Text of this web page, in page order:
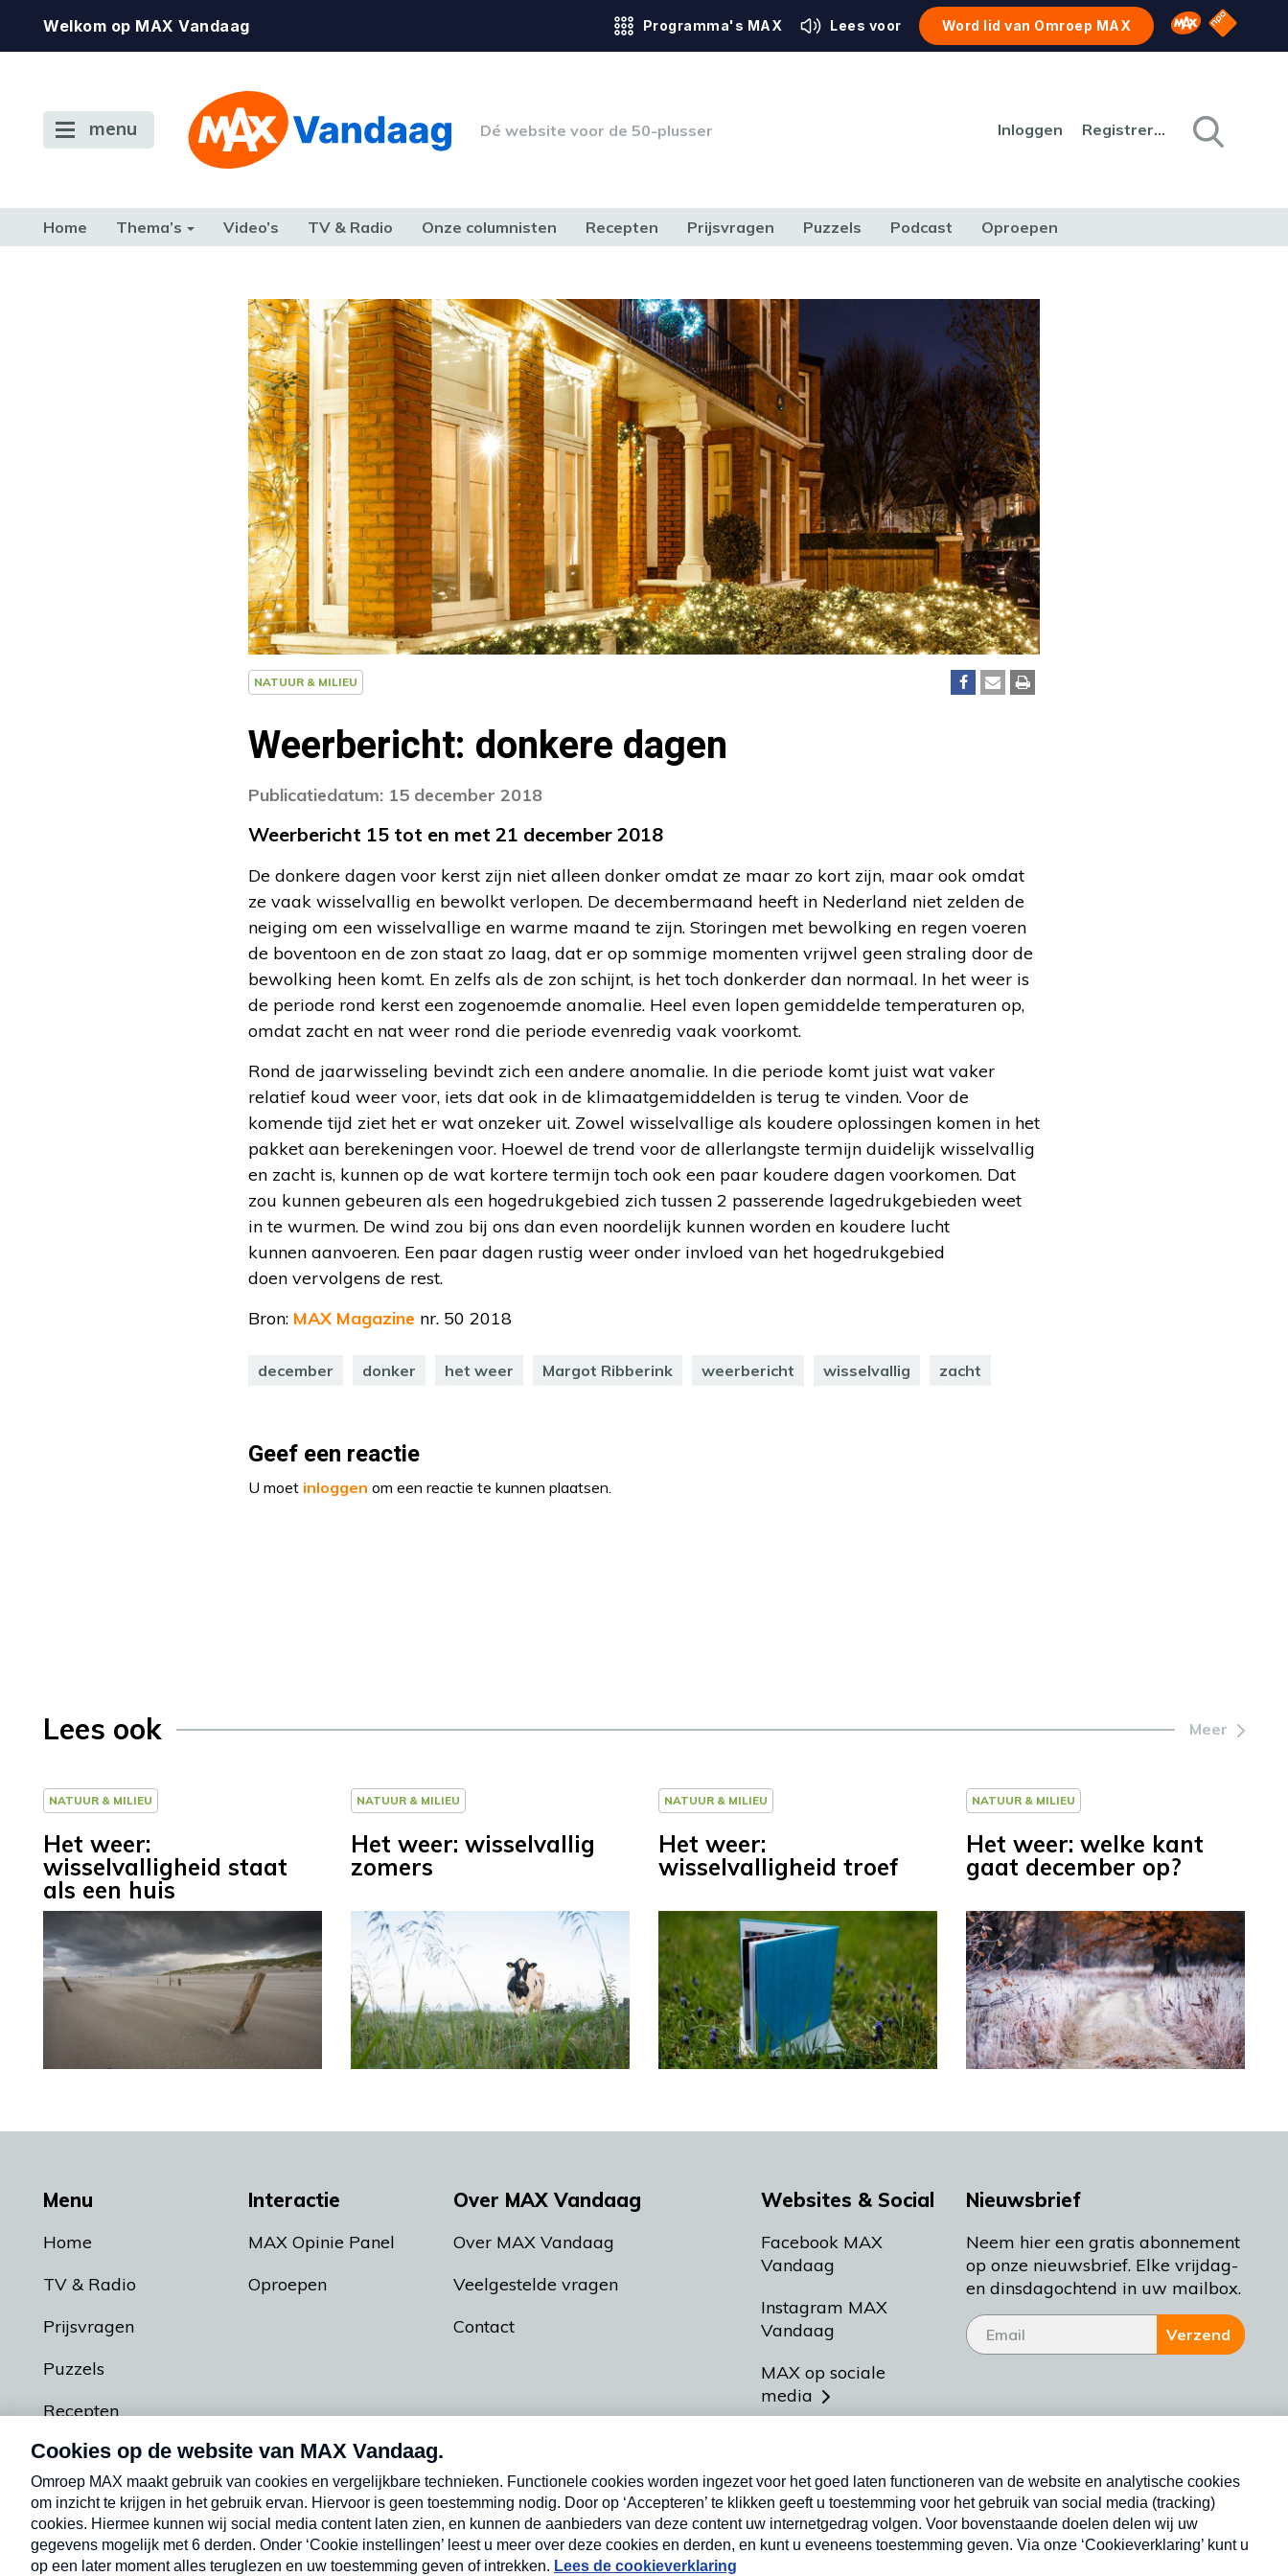
Welkom op MAX Vandaag Programma's MAX Lees voor Word lid van Omroep MAX Omroep MAX
NPO
menu Dé website voor de 50-plusser Inloggen Registreren
Home Thema’s Video’s TV & Radio Onze columnisten Recepten Prijsvragen Puzzels Podcast Oproepen
NATUUR & MILIEU
Weerbericht: donkere dagen
Publicatiedatum: 15 december 2018
Weerbericht 15 tot en met 21 december 2018
De donkere dagen voor kerst zijn niet alleen donker omdat ze maar zo kort zijn, maar ook omdat
ze vaak wisselvallig en bewolkt verlopen. De decembermaand heeft in Nederland niet zelden de
neiging om een wisselvallige en warme maand te zijn. Storingen met bewolking en regen voeren
de boventoon en de zon staat zo laag, dat er op sommige momenten vrijwel geen straling door de
bewolking heen komt. En zelfs als de zon schijnt, is het toch donkerder dan normaal. In het weer is
de periode rond kerst een zogenoemde anomalie. Heel even lopen gemiddelde temperaturen op,
omdat zacht en nat weer rond die periode evenredig vaak voorkomt.
Rond de jaarwisseling bevindt zich een andere anomalie. In die periode komt juist wat vaker
relatief koud weer voor, iets dat ook in de klimaatgemiddelden is terug te vinden. Voor de
komende tijd ziet het er wat onzeker uit. Zowel wisselvallige als koudere oplossingen komen in het
pakket aan berekeningen voor. Hoewel de trend voor de allerlangste termijn duidelijk wisselvallig
en zacht is, kunnen op de wat kortere termijn toch ook een paar koudere dagen voorkomen. Dat
zou kunnen gebeuren als een hogedrukgebied zich tussen 2 passerende lagedrukgebieden weet
in te wurmen. De wind zou bij ons dan even noordelijk kunnen worden en koudere lucht
kunnen aanvoeren. Een paar dagen rustig weer onder invloed van het hogedrukgebied
doen vervolgens de rest.
Bron: MAX Magazine nr. 50 2018
december donker het weer Margot Ribberink weerbericht wisselvallig zacht
Geef een reactie
U moet inloggen om een reactie te kunnen plaatsen.
Lees ook Meer
NATUUR & MILIEU
Het weer:
wisselvalligheid staat
als een huis
NATUUR & MILIEU
Het weer: wisselvallig
zomers
NATUUR & MILIEU
Het weer:
wisselvalligheid troef
NATUUR & MILIEU
Het weer: welke kant
gaat december op?
Menu
Home
TV & Radio
Prijsvragen
Puzzels
Recepten
Podcasts
Interactie
MAX Opinie Panel
Oproepen
Over MAX Vandaag
Over MAX Vandaag
Veelgestelde vragen
Contact
Websites & Social
Facebook MAX
Vandaag
Instagram MAX
Vandaag
MAX op sociale
media
Meldpunt Actueel
Heel Holland Bakt
Nieuwsbrief
Neem hier een gratis abonnement
op onze nieuwsbrief. Elke vrijdag-
en dinsdagochtend in uw mailbox.
Verzend
Nieuwsbrief
Neem hier een gratis abonnement op onze